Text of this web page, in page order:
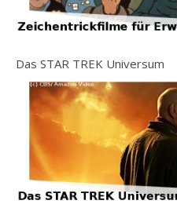
Das STAR TREK Universum